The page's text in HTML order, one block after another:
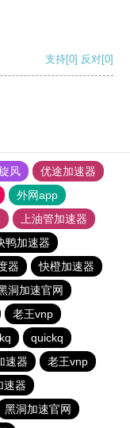
支持[0] 反对[0]
风
优途加速器
外网app
上油管加速器
鸭加速器
器
快橙加速器
洞加速官网
老王vnp
quickq
速器
老王vnp
速器
黑洞加速官网